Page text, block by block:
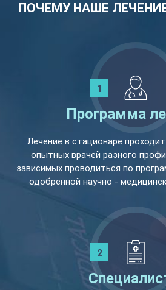
ПОЧЕМУ НАШЕ
Программа
Лечение в стационаре
опытных врачей разного
зависимых проводиться по
одобренной научно -